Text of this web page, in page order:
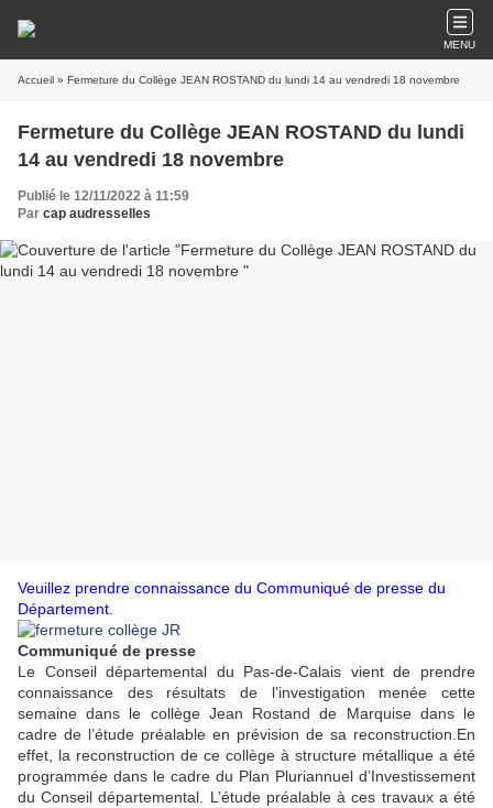
MENU
Accueil » Fermeture du Collège JEAN ROSTAND du lundi 14 au vendredi 18 novembre
Fermeture du Collège JEAN ROSTAND du lundi
14 au vendredi 18 novembre
Publié le 12/11/2022 à 11:59
Par cap audresselles
Veuillez prendre connaissance du Communiqué de presse du
Département.
Communiqué de presse
Le Conseil départemental du Pas-de-Calais vient de prendre
connaissance des résultats de l’investigation menée cette
semaine dans le collège Jean Rostand de Marquise dans le
cadre de l’étude préalable en prévision de sa reconstruction. En
effet, la reconstruction de ce collège à structure métallique a été
programmée dans le cadre du Plan Pluriannuel d’Investissement
du Conseil départemental. L’étude préalable à ces travaux a été